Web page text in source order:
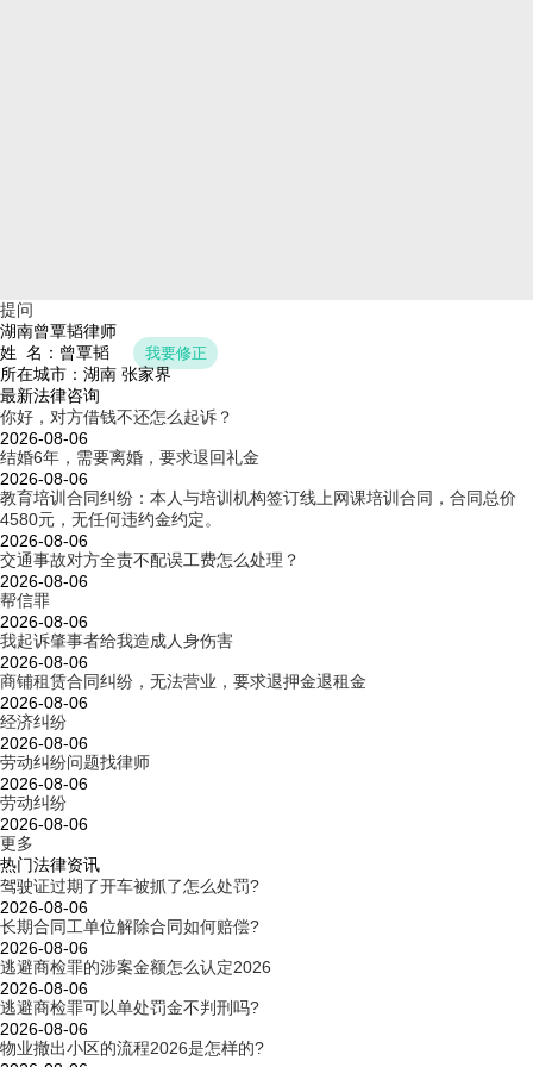
提问
湖南曾覃韬律师
姓 名：曾覃韬
我要修正
所在城市：湖南 张家界
最新法律咨询
你好，对方借钱不还怎么起诉？
2026-08-06
结婚6年，需要离婚，要求退回礼金
2026-08-06
教育培训合同纠纷：本人与培训机构签订线上网课培训合同，合同总价
4580元，无任何违约金约定。
2026-08-06
交通事故对方全责不配误工费怎么处理？
2026-08-06
帮信罪
2026-08-06
我起诉肇事者给我造成人身伤害
2026-08-06
商铺租赁合同纠纷，无法营业，要求退押金退租金
2026-08-06
经济纠纷
2026-08-06
劳动纠纷问题找律师
2026-08-06
劳动纠纷
2026-08-06
更多
热门法律资讯
驾驶证过期了开车被抓了怎么处罚?
2026-08-06
长期合同工单位解除合同如何赔偿?
2026-08-06
逃避商检罪的涉案金额怎么认定2026
2026-08-06
逃避商检罪可以单处罚金不判刑吗?
2026-08-06
物业撤出小区的流程2026是怎样的?